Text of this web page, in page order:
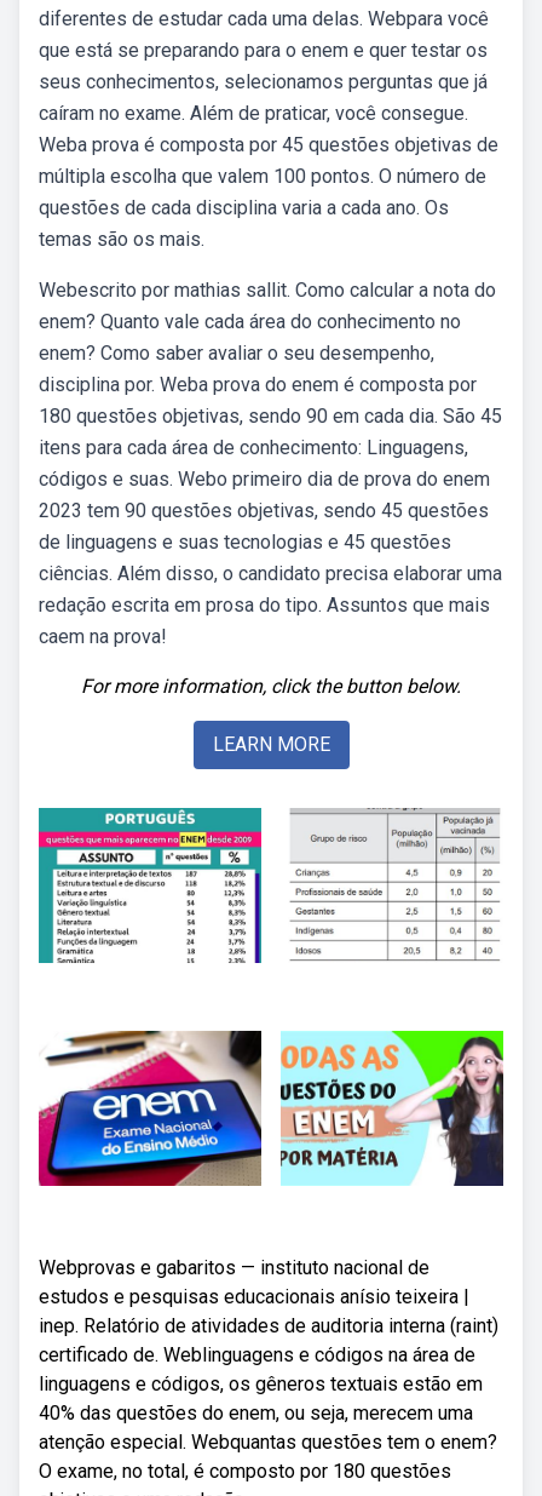
diferentes de estudar cada uma delas. Webpara você
que está se preparando para o enem e quer testar os
seus conhecimentos, selecionamos perguntas que já
caíram no exame. Além de praticar, você consegue.
Weba prova é composta por 45 questões objetivas de
múltipla escolha que valem 100 pontos. O número de
questões de cada disciplina varia a cada ano. Os
temas são os mais.
Webescrito por mathias sallit. Como calcular a nota do
enem? Quanto vale cada área do conhecimento no
enem? Como saber avaliar o seu desempenho,
disciplina por. Weba prova do enem é composta por
180 questões objetivas, sendo 90 em cada dia. São 45
itens para cada área de conhecimento: Linguagens,
códigos e suas. Webo primeiro dia de prova do enem
2023 tem 90 questões objetivas, sendo 45 questões
de linguagens e suas tecnologias e 45 questões
ciências. Além disso, o candidato precisa elaborar uma
redação escrita em prosa do tipo. Assuntos que mais
caem na prova!
For more information, click the button below.
LEARN MORE
Webprovas e gabaritos — instituto nacional de
estudos e pesquisas educacionais anísio teixeira |
inep. Relatório de atividades de auditoria interna (raint)
certificado de. Weblinguagens e códigos na área de
linguagens e códigos, os gêneros textuais estão em
40% das questões do enem, ou seja, merecem uma
atenção especial. Webquantas questões tem o enem?
O exame, no total, é composto por 180 questões